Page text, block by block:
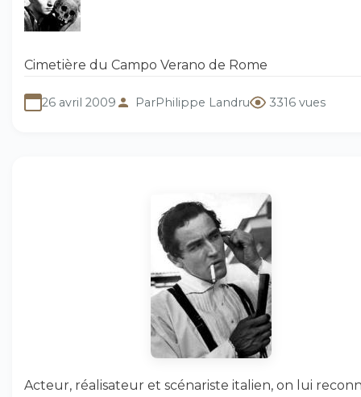
Cimetière du Campo Verano de Rome
26 avril 2009 ParPhilippe Landru 3316 vues
Acteur, réalisateur et scénariste italien, on lui